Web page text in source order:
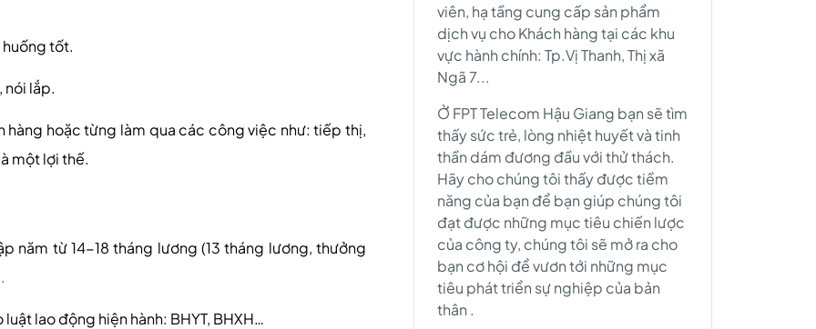
huống tốt.
nói lắp.
hàng hoặc từng làm qua các công việc như: tiếp thị,
một lợi thế.
năm từ 14-18 tháng lương (13 tháng lương, thưởng
.
lao động hiện hành: BHYT, BHXH…
viên, hạ tầng cung cấp sản phẩm
dịch vụ cho Khách hàng tại các khu
vực hành chính: Tp.Vị Thanh, Thị xã
Ngã 7...
Ở FPT Telecom Hậu Giang bạn sẽ tìm
thấy sức trẻ, lòng nhiệt huyết và tinh
thần dám đương đầu với thử thách.
Hãy cho chúng tôi thấy được tiềm
năng của bạn để bạn giúp chúng tôi
đạt được những mục tiêu chiến lược
của công ty, chúng tôi sẽ mở ra cho
bạn cơ hội để vươn tới những mục
tiêu phát triển sự nghiệp của bản
thân .